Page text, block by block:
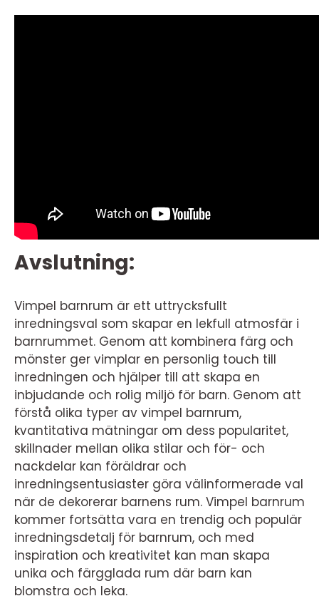
Avslutning:
Vimpel barnrum är ett uttrycksfullt
inredningsval som skapar en lekfull atmosfär i
barnrummet. Genom att kombinera färg och
mönster ger vimplar en personlig touch till
inredningen och hjälper till att skapa en
inbjudande och rolig miljö för barn. Genom att
förstå olika typer av vimpel barnrum,
kvantitativa mätningar om dess popularitet,
skillnader mellan olika stilar och för- och
nackdelar kan föräldrar och
inredningsentusiaster göra välinformerade val
när de dekorerar barnens rum. Vimpel barnrum
kommer fortsätta vara en trendig och populär
inredningsdetalj för barnrum, och med
inspiration och kreativitet kan man skapa
unika och färgglada rum där barn kan
blomstra och leka.